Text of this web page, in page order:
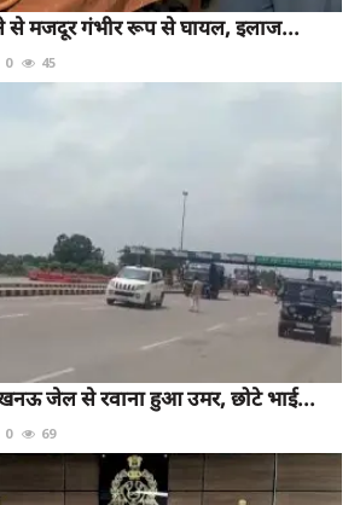
से मजदूर गंभीर रूप से घायल, इलाज...
0 45
जेल से रवाना हुआ उमर, छोटे भाई...
0 69